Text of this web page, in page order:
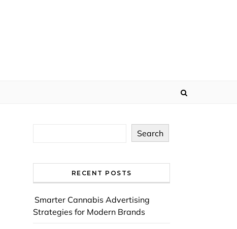
Search
RECENT POSTS
Smarter Cannabis Advertising
Strategies for Modern Brands